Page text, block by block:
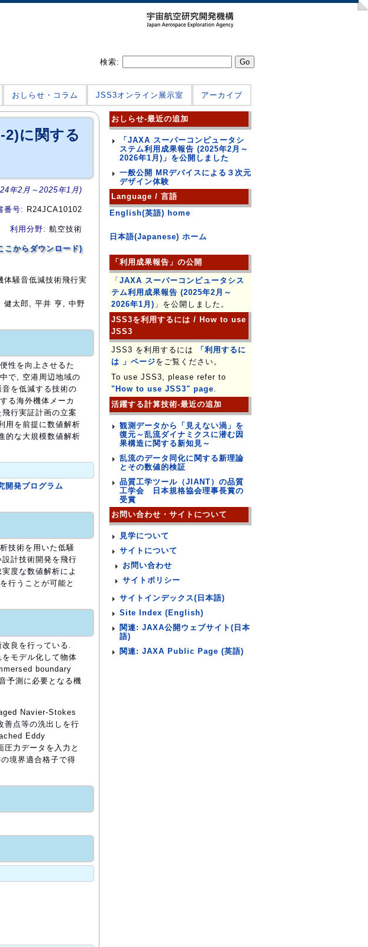
検索:
おしらせ・コラム JSS3オンライン展示室 アーカイブ
2)に関する
年2月～2025年1月)
番号: R24JCA10102
利用分野: 航空技術
こからダウンロード)
騒音低減技術飛行実
健太郎, 平井 亨, 中野
性を向上させるた
で, 空港周辺地域の
を低減する技術の
る海外機体メーカ
行実証計画の立案
用を前提に数値解析
的な大規模数値解析
開発プログラム
技術を用いた低騒
計技術開発を飛行
度な数値解析によ
行うことが可能と
良を行っている.
モデル化して物体
boundary
予測に必要となる機
Navier-Stokes
善点等の洗出しを行
Eddy
力データを入力と
境界適合格子で得
おしらせ-最近の追加
「JAXA スーパーコンピュータシ
ステム利用成果報告 (2025年2月～
2026年1月)」を公開しました
一般公開 MRデバイスによる３次元
デザイン体験
Language / 言語
English(英語) home
日本語(Japanese) ホーム
「利用成果報告」の公開
「 JAXA スーパーコンピュータシス
テム利用成果報告 (2025年2月～
2026年1月) 」を公開しました。
JSS3を利用するには / How to use
JSS3
JSS3 を利用するには
「利用するに
は 」ページをご覧ください。
To use JSS3, please refer to
"How to use JSS3" page.
活躍する計算技術-最近の追加
観測データから「見えない渦」を
復元～乱流ダイナミクスに潜む因
果構造に関する新知見～
乱流のデータ同化に関する新理論
とその数値的検証
品質工学ツール（JIANT）の品質
工学会 日本規格協会理事長賞の
受賞
お問い合わせ・サイトについて
見学について
サイトについて
お問い合わせ
サイトポリシー
サイトインデックス(日本語)
Site Index (English)
関連: JAXA公開ウェブサイト(日本
語)
関連: JAXA Public Page (英語)